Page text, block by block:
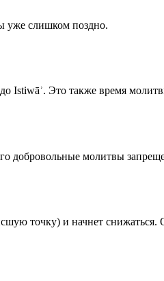
уже слишком поздно.
Istiwāʾ. Это также время
добровольные молитвы
точку) и начнет